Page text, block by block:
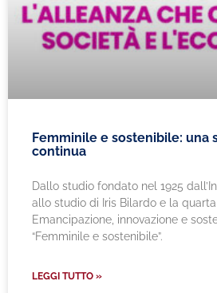
Femminile e sostenibile: una
continua
Dallo studio fondato nel 1925
allo studio di Iris Bilardo e la
Emancipazione, innovazione e
“Femminile e sostenibile”.
LEGGI TUTTO »